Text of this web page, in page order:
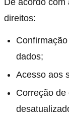
direitos:
dados;
Acesso aos
Correção de